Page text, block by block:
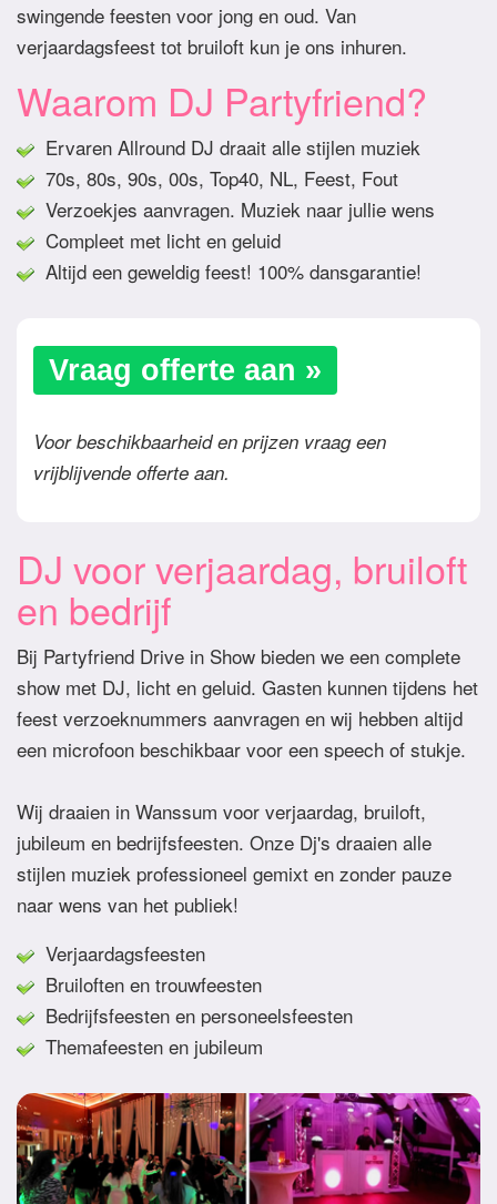
swingende feesten voor jong en oud. Van
verjaardagsfeest tot bruiloft kun je ons inhuren.
Waarom DJ Partyfriend?
Ervaren Allround DJ draait alle stijlen muziek
70s, 80s, 90s, 00s, Top40, NL, Feest, Fout
Verzoekjes aanvragen. Muziek naar jullie wens
Compleet met licht en geluid
Altijd een geweldig feest! 100% dansgarantie!
Vraag offerte aan »
Voor beschikbaarheid en prijzen vraag een
vrijblijvende offerte aan.
DJ voor verjaardag, bruiloft
en bedrijf
Bij Partyfriend Drive in Show bieden we een complete
show met DJ, licht en geluid. Gasten kunnen tijdens het
feest verzoeknummers aanvragen en wij hebben altijd
een microfoon beschikbaar voor een speech of stukje.
Wij draaien in Wanssum voor verjaardag, bruiloft,
jubileum en bedrijfsfeesten. Onze Dj's draaien alle
stijlen muziek professioneel gemixt en zonder pauze
naar wens van het publiek!
Verjaardagsfeesten
Bruiloften en trouwfeesten
Bedrijfsfeesten en personeelsfeesten
Themafeesten en jubileum